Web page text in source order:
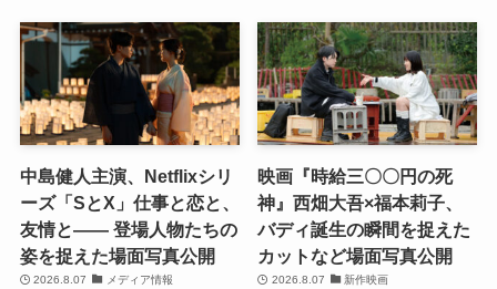
中島健人主演、Netflixシリ
ーズ「SとX」仕事と恋と、
友情と―― 登場人物たちの
姿を捉えた場面写真公開
2026.8.07 メディア情報
映画『時給三〇〇円の死
神』西畑大吾×福本莉子、
バディ誕生の瞬間を捉えた
カットなど場面写真公開
2026.8.07 新作映画